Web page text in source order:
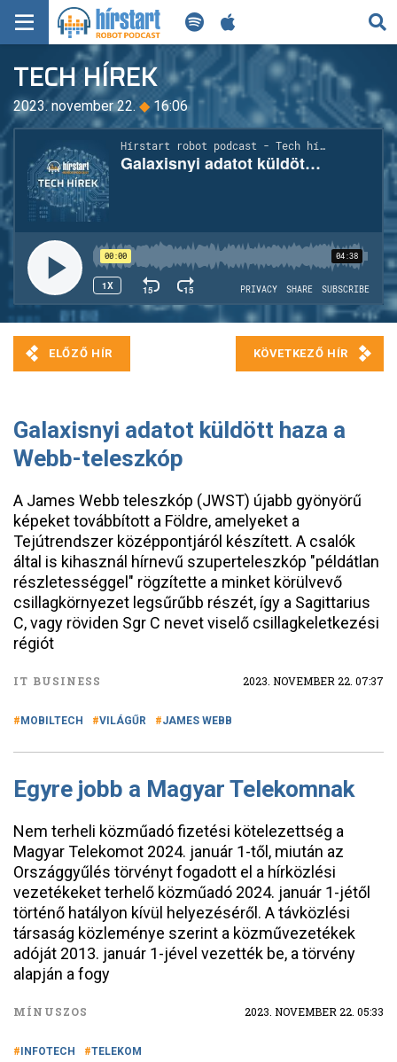
KERESÉS
KEZDŐLAP
FRISS HÍREK
TECH HÍREK
FILM-ZENE-SZÓRAKOZÁS
PLAYLIST
MI AZ A ROBOT PODCAST?
TECH HÍREK
2023. november 22.◆ 16:06
Galaxisnyi adatot küldött haza a
Webb-teleszkóp
A James Webb teleszkóp (JWST) újabb gyönyörű
képeket továbbított a Földre, amelyeket a
Tejútrendszer középpontjáról készített. A csalók
által is kihasznál hírnevű szuperteleszkóp "példátlan
részletességgel" rögzítette a minket körülvevő
csillagkörnyezet legsűrűbb részét, így a Sagittarius
C, vagy röviden Sgr C nevet viselő csillagkeletkezési
régiót
IT BUSINESS 2023. NOVEMBER 22. 07:37
MOBILTECH VILÁGŰR JAMES WEBB
Egyre jobb a Magyar Telekomnak
Nem terheli közműadó fizetési kötelezettség a
Magyar Telekomot 2024. január 1-től, miután az
Országgyűlés törvényt fogadott el a hírközlési
vezetékeket terhelő közműadó 2024. január 1-jétől
történő hatályon kívül helyezéséről. A távközlési
társaság közleménye szerint a közművezetékek
adóját 2013. január 1-jével vezették be, a törvény
alapján a fogy
MÍNUSZOS 2023. NOVEMBER 22. 05:33
INFOTECH TELEKOM